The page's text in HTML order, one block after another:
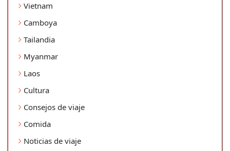
Vietnam
Camboya
Tailandia
Myanmar
Laos
Cultura
Consejos de viaje
Comida
Noticias de viaje